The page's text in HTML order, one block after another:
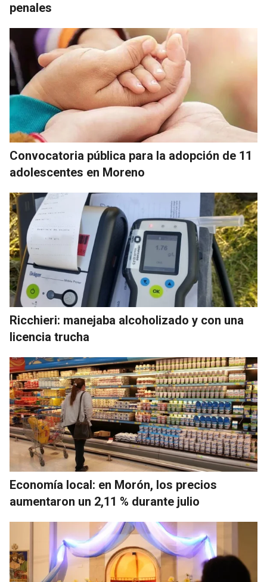
penales
Convocatoria pública para la adopción de 11
adolescentes en Moreno
Ricchieri: manejaba alcoholizado y con una
licencia trucha
Economía local: en Morón, los precios
aumentaron un 2,11 % durante julio